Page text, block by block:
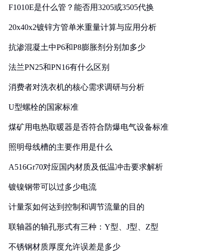
F1010E是什么管？能否用3205或3505代换
20x40x2镀锌方管单米重量计算与应用分析
抗渗混凝土中P6和P8膨胀剂分别加多少
法兰PN25和PN16有什么区别
消费者对洗衣机的核心需求调研与分析
U型螺栓的国家标准
煤矿用电热取暖器是否符合防爆电气设备标准
照明母线槽的主要作用是什么
A516Gr70对应国内材质及低温冲击要求解析
镀镍钢带可以过多少电流
计量泵如何达到控制和调节流量的目的
联轴器的轴孔形式有三种：Y型、J型、Z型
不锈钢材质厚度允许误差是多少